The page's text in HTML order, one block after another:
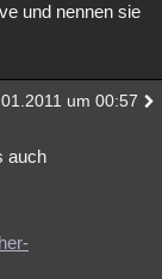
und nennen sie
um 00:57
auch